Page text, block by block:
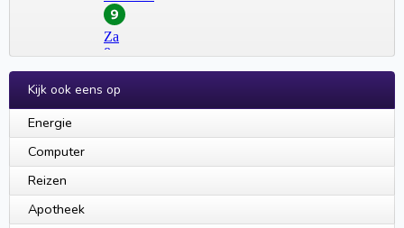
Kijk ook eens op
Energie
Computer
Reizen
Apotheek